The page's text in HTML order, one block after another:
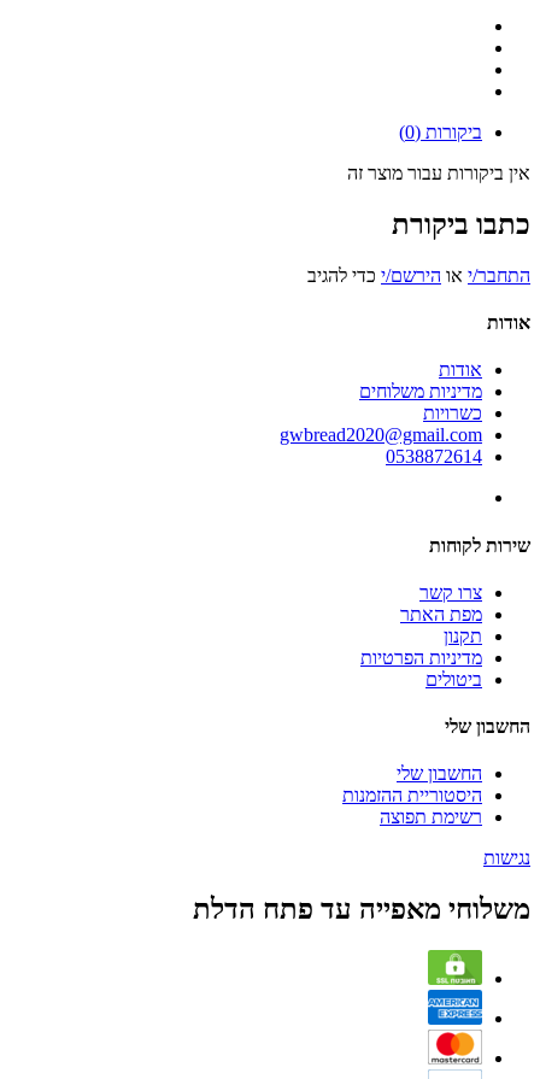
ביקורות (0)
אין ביקורות עבור מוצר זה
כתבו ביקורת
התחבר/י או הירשם/י כדי להגיב
אודות
אודות
מדיניות משלוחים
כשרויות
gwbread2020@gmail.com
0538872614
שירות לקוחות
צרו קשר
מפת האתר
תקנון
מדיניות הפרטיות
ביטולים
החשבון שלי
החשבון שלי
היסטוריית ההזמנות
רשימת תפוצה
נגישות
משלוחי מאפייה עד פתח הדלת